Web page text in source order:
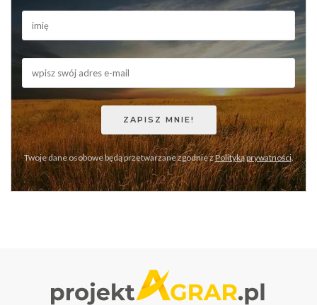
Twoje dane osobowe będą przetwarzane zgodnie zPolityką prywatności.